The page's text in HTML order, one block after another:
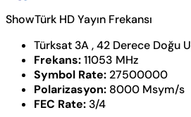
ShowTürk HD Yayın Frekansı
Türksat 3A , 42 Derece Doğu
Frekans:11053 MHz
Symbol Rate: 27500000
Polarizasyon: 8000 Msym/s
FEC Rate: 3/4